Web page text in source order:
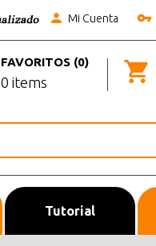
Mi Cuenta
FAVORITOS (0)
0 items
Tutorial